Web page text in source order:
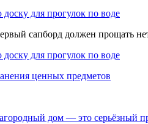
для прогулок по воде
сапборд должен прощать
для прогулок по воде
ценных предметов
дом — это серьёзный